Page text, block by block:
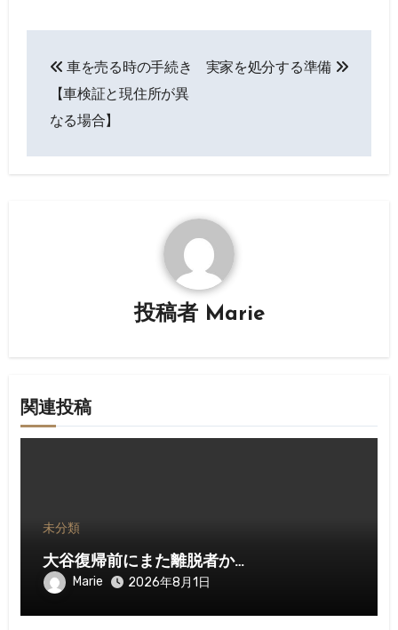
ナ
ビ
車を売る時の手続き
【車検証と現住所が異
なる場合】
実家を処分する準備
投稿者 Marie
関連投稿
未分類
大谷復帰前にまた離脱者か…
Marie 2026年8月1日